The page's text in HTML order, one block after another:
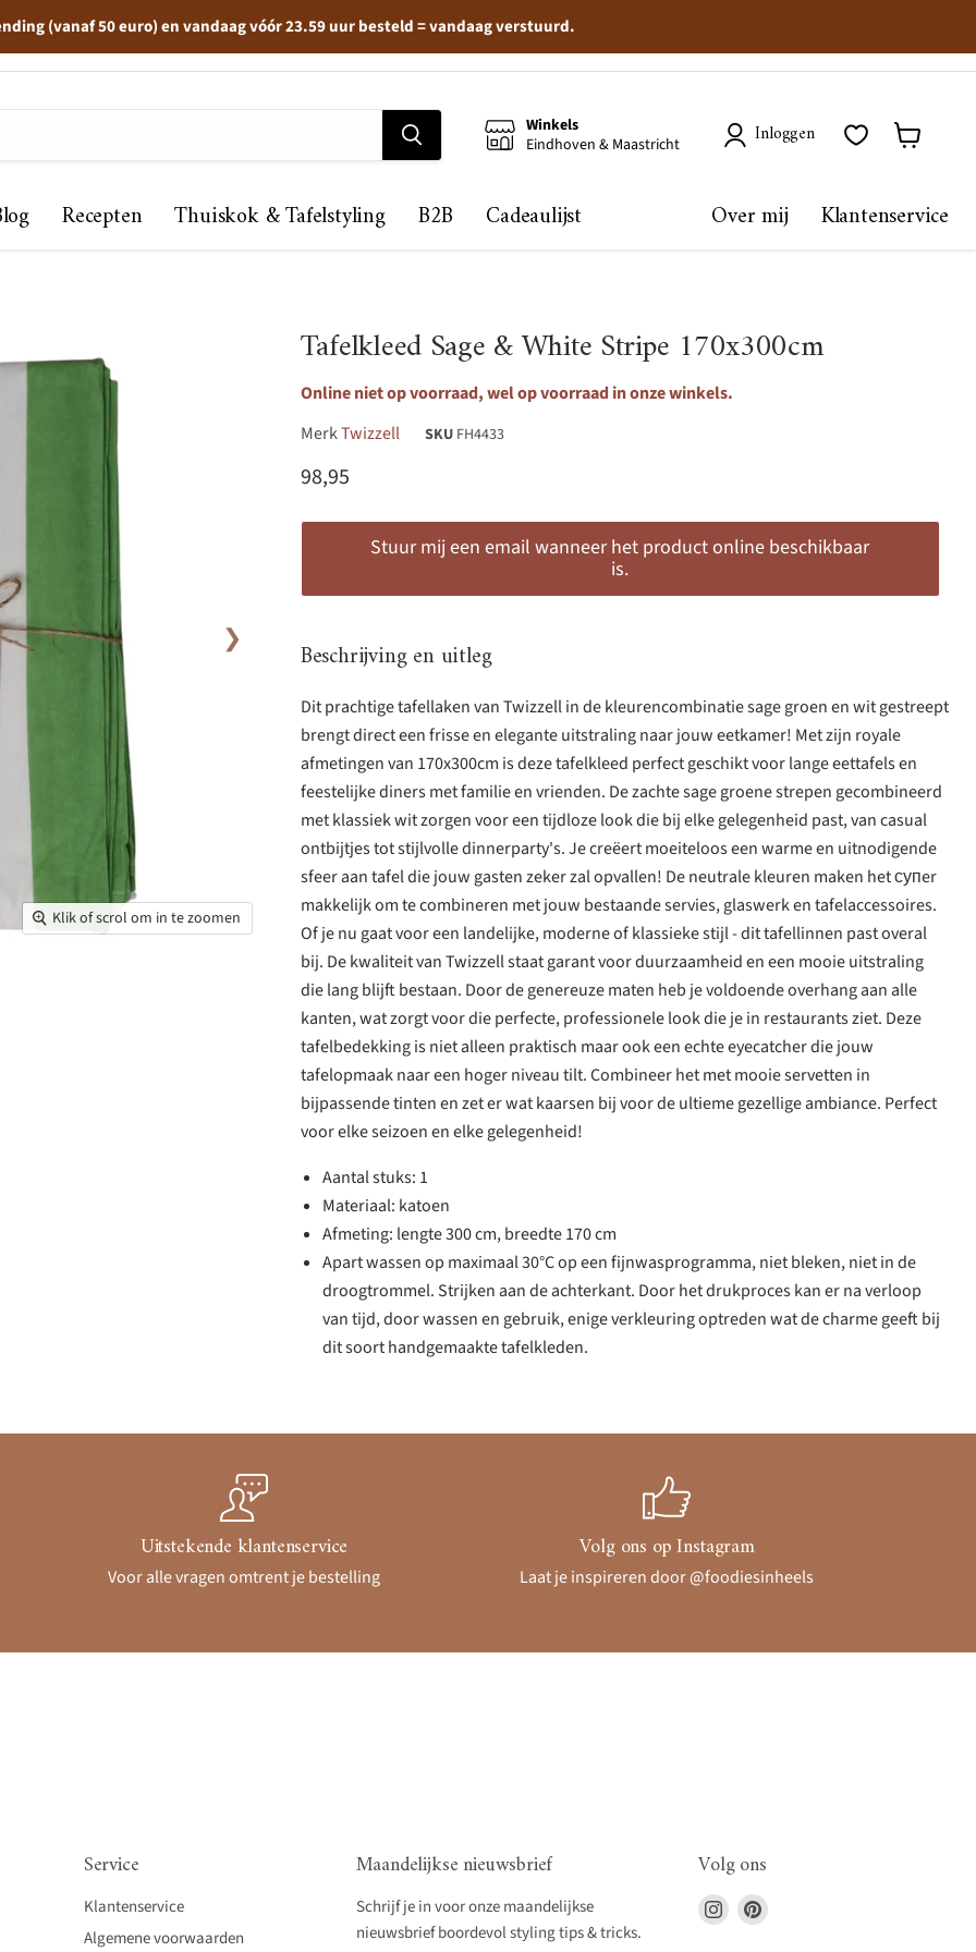
(vanaf 50 euro) en vandaag vóór 23.59 uur besteld = vandaag verstuurd.
Winkels
Eindhoven & Maastricht
Inloggen
Recepten Thuiskok & Tafelstyling B2B Cadeaulijst Over mij Klantenservice
Klik of scrol om in te zoomen
❯
Tafelkleed Sage & White Stripe 170x300cm
Online niet op voorraad, wel op voorraad in onze winkels.
MerkTwizzell SKU FH4433
Huidige prijs
98,95
Stuur mij een email wanneer het product online beschikbaar
is.
Beschrijving en uitleg
Dit prachtige tafellaken van Twizzell in de kleurencombinatie sage groen en wit gestreept
brengt direct een frisse en elegante uitstraling naar jouw eetkamer! Met zijn royale
afmetingen van 170x300cm is deze tafelkleed perfect geschikt voor lange eettafels en
feestelijke diners met familie en vrienden. De zachte sage groene strepen gecombineerd
met klassiek wit zorgen voor een tijdloze look die bij elke gelegenheid past, van casual
ontbijtjes tot stijlvolle dinnerparty's. Je creëert moeiteloos een warme en uitnodigende
sfeer aan tafel die jouw gasten zeker zal opvallen! De neutrale kleuren maken het супer
makkelijk om te combineren met jouw bestaande servies, glaswerk en tafelaccessoires.
Of je nu gaat voor een landelijke, moderne of klassieke stijl - dit tafellinnen past overal
bij. De kwaliteit van Twizzell staat garant voor duurzaamheid en een mooie uitstraling
die lang blijft bestaan. Door de genereuze maten heb je voldoende overhang aan alle
kanten, wat zorgt voor die perfecte, professionele look die je in restaurants ziet. Deze
tafelbedekking is niet alleen praktisch maar ook een echte eyecatcher die jouw
tafelopmaak naar een hoger niveau tilt. Combineer het met mooie servetten in
bijpassende tinten en zet er wat kaarsen bij voor de ultieme gezellige ambiance. Perfect
voor elke seizoen en elke gelegenheid!
Aantal stuks: 1
Materiaal: katoen
Afmeting: lengte 300 cm, breedte 170 cm
Apart wassen op maximaal 30°C op een fijnwasprogramma, niet bleken, niet in de
droogtrommel. Strijken aan de achterkant. Door het drukproces kan er na verloop
van tijd, door wassen en gebruik, enige verkleuring optreden wat de charme geeft bij
dit soort handgemaakte tafelkleden.
Uitstekende klantenservice
Voor alle vragen omtrent je bestelling
Volg ons op Instagram
Laat je inspireren door @foodiesinheels
Service
Klantenservice
Algemene voorwaarden
Maandelijkse nieuwsbrief
Schrijf je in voor onze maandelijkse
nieuwsbrief boordevol styling tips & tricks.
Volg ons
Vind
ons
Vind